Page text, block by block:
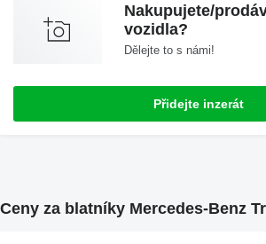
Nakupujete/
vozidla?
Dělejte to s námi!
Přidejte inzerát
Ceny za blatníky Mercedes-Benz